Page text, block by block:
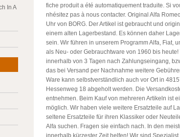
fiche produit a été automatiquement traduite. Si
nhésitez pas à nous contacter. Original Alfa
Uhr von BORG. Der Artikel ist gebraucht und
einem alten Lagerbestand. Es können daher
sein. Wir führen in unserem Programm Alfa, Fiat,
als Neu- oder Gebrauchtware von 1960 bis heute!
innerhalb von 3 Tagen nach Zahlungseingang,
das bei Versand per Nachnahme weitere
Ware kann selbstverständlich auch vor Ort in
Hessenweg 18 abgeholt werden. Die
entnehmen. Beim Kauf von mehreren Artikeln ist
möglich. Wir haben viele weitere Ersatzteile auf
seltene Ersatzteile für ihren Klassiker oder
Alfa suchen. Fragen sie einfach nach. In den
innerhalb kürzester Zeit helfen! Wir sind
In A